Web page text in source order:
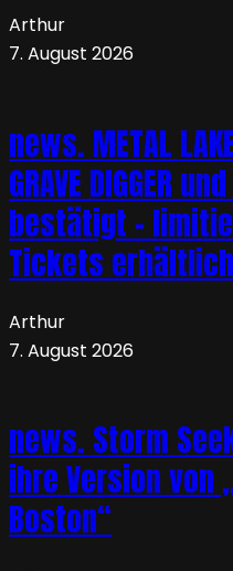
Arthur
7. August 2026
news. METAL
GRAVE DIGGER
bestätigt –
Tickets erhältlich
Arthur
7. August 2026
news. Storm
ihre Version von
Boston“